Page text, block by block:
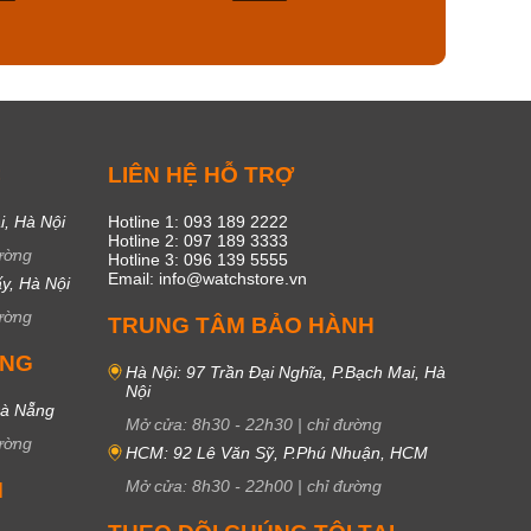
Hà Nội
Hà Nội
Nẵng
LIÊN HỆ HỖ TRỢ
Hotline 1: 093 189 2222
Hotline 2: 097 189 3333
Hotline 3: 096 139 5555
Email: info@watchstore.vn
TRUNG TÂM BẢO HÀNH
Hà Nội: 97 Trần Đại Nghĩa, P.Bạch Mai, Hà
Nội
Mở cửa: 8h30 - 22h30 | chỉ đường
HCM: 92 Lê Văn Sỹ, P.Phú Nhuận, HCM
Mở cửa: 8h30 - 22h00 | chỉ đường